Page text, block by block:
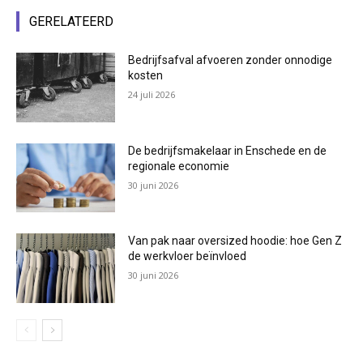
GERELATEERD
Bedrijfsafval afvoeren zonder onnodige
kosten
24 juli 2026
De bedrijfsmakelaar in Enschede en de
regionale economie
30 juni 2026
Van pak naar oversized hoodie: hoe Gen Z
de werkvloer beïnvloed
30 juni 2026